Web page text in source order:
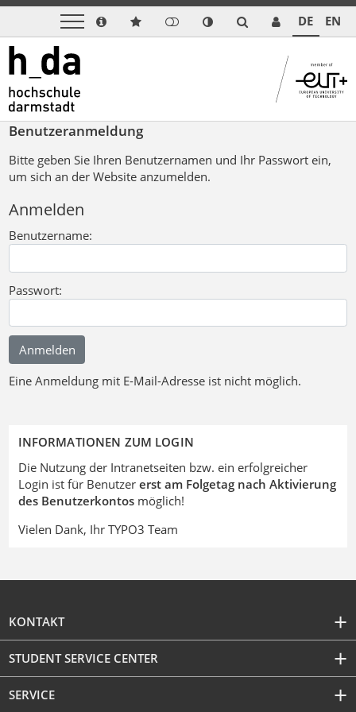
DE EN
Benutzeranmeldung
Bitte geben Sie Ihren Benutzernamen und Ihr Passwort ein,
um sich an der Website anzumelden.
Anmelden
Benutzername:
Passwort:
Eine Anmeldung mit E-Mail-Adresse ist nicht möglich.
INFORMATIONEN ZUM LOGIN
Die Nutzung der Intranetseiten bzw. ein erfolgreicher
Login ist für Benutzer erst am Folgetag nach Aktivierung
des Benutzerkontosmöglich!
Vielen Dank, Ihr TYPO3 Team
KONTAKT
STUDENT SERVICE CENTER
SERVICE